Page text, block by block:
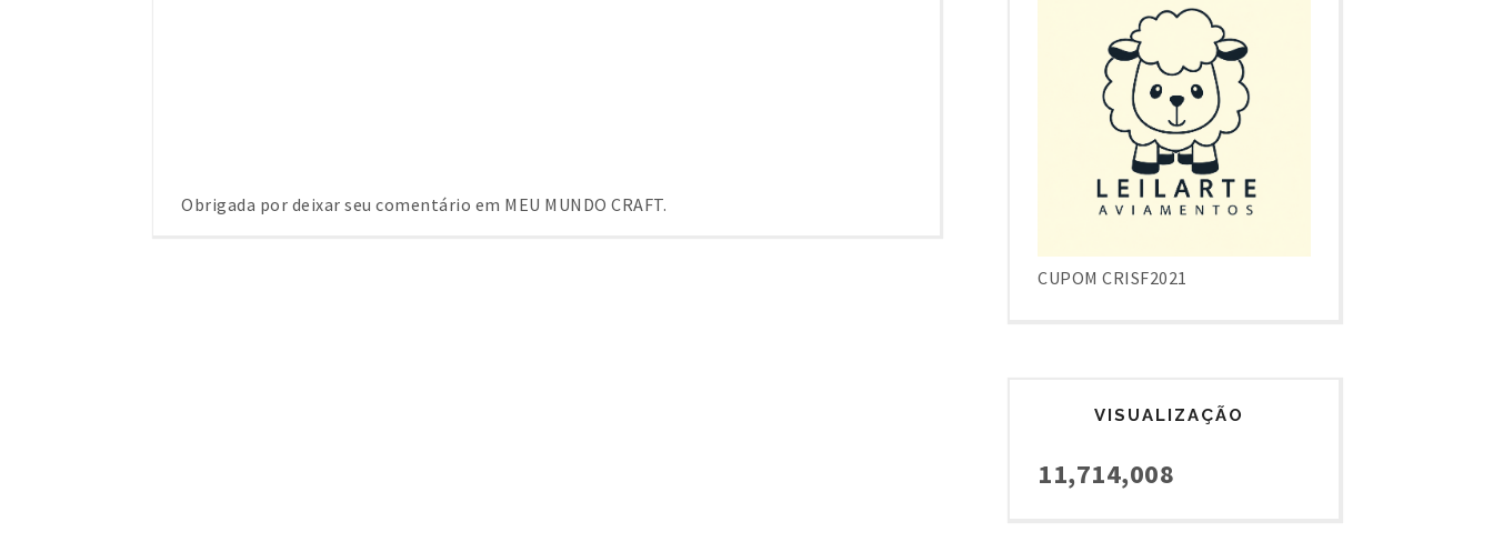
Obrigada por deixar seu comentário em MEU MUNDO CRAFT.
CUPOM CRISF2021
VISUALIZAÇÃO
11,714,008